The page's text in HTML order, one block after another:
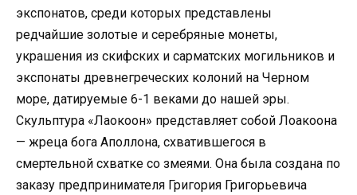
экспонатов, среди которых представлены
редчайшие золотые и серебряные монеты,
украшения из скифских и сарматских могильников и
экспонаты древнегреческих колоний на Черном
море, датируемые 6-1 веками до нашей эры.
Скульптура «Лаокоон» представляет собой Лоакоона
— жреца бога Аполлона, схватившегося в
смертельной схватке со змеями. Она была создана по
заказу предпринимателя Григория Григорьевича